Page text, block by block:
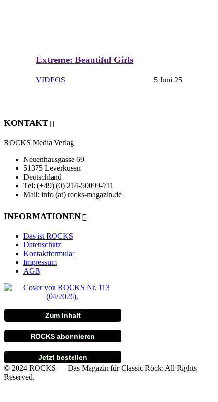
Extreme: Beautiful Girls
VIDEOS 5 Juni 25
KONTAKT
ROCKS Media Verlag
Neuenhausgasse 69
51375 Leverkusen
Deutschland
Tel: (+49) (0) 214-50099-711
Mail: info (at) rocks-magazin.de
INFORMATIONEN
Das ist ROCKS
Datenschutz
Kontaktformular
Impressum
AGB
Zum Inhalt
ROCKS abonnieren
Jetzt bestellen
© 2024 ROCKS — Das Magazin für Classic Rock: All Rights
Reserved.